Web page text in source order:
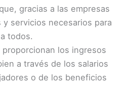
gracias a las empresas
servicios necesarios para
todos.
proporcionan los ingresos
a través de los salarios
o de los beneficios